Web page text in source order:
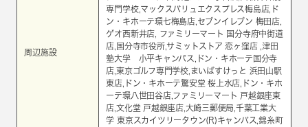
周辺施設
専門学校,マックスバリュエクスプレス梅島店,ド
ン・キホーテ環七梅島店,セブンイレブン 梅田店,
ゲオ西新井店, ファミリーマート 国分寺府中街道
店,国分寺市役所,サミットストア 恋ヶ窪店 ,津田
塾大学 小平キャンパス,ドン・キホーテ国分寺
店,東京ゴルフ専門学校,まいばすけっと 浜田山駅
東店,ドン・キホーテ驚安堂 桜上水店,ドン・キホ
ーテ環八世田谷店,ファミリーマート 戸越銀座東
店,文化堂 戸越銀座店,大崎三郵便局,千葉工業大
学 東京スカイツリータウン(R)キャンパス,錦糸町